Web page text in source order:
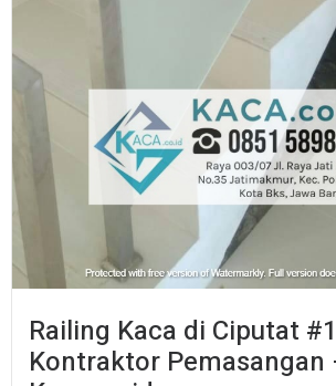
Railing Kaca di Ciputat
Kontraktor Pemasangan